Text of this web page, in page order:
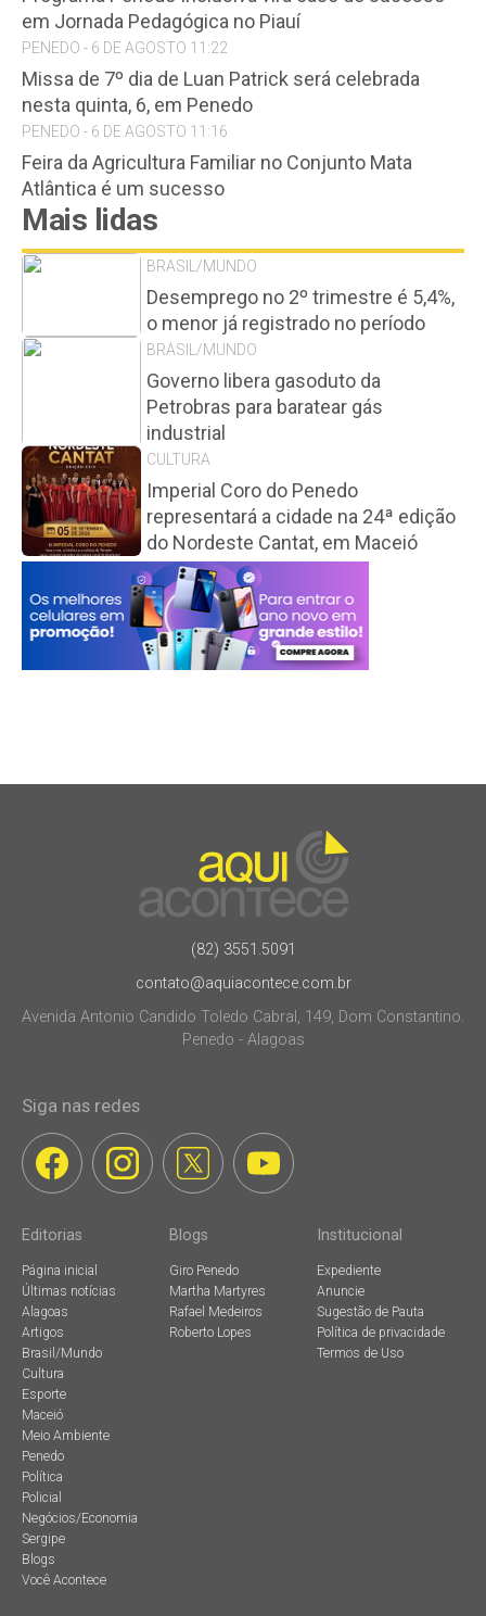
em Jornada Pedagógica no Piauí
PENEDO - 6 DE AGOSTO 11:22
Missa de 7º dia de Luan Patrick será celebrada
nesta quinta, 6, em Penedo
PENEDO - 6 DE AGOSTO 11:16
Feira da Agricultura Familiar no Conjunto Mata
Atlântica é um sucesso
Mais lidas
BRASIL/MUNDO
Desemprego no 2º trimestre é 5,4%,
o menor já registrado no período
BRASIL/MUNDO
Governo libera gasoduto da
Petrobras para baratear gás
industrial
CULTURA
Imperial Coro do Penedo
representará a cidade na 24ª edição
do Nordeste Cantat, em Maceió
(82) 3551.5091
contato@aquiacontece.com.br
Avenida Antonio Candido Toledo Cabral, 149, Dom Constantino.
Penedo - Alagoas
Siga nas redes
Editorias
Página inicial
Últimas notícias
Alagoas
Artigos
Brasil/Mundo
Cultura
Esporte
Maceió
Meio Ambiente
Penedo
Política
Policial
Negócios/Economia
Sergipe
Blogs
Você Acontece
Blogs
Giro Penedo
Martha Martyres
Rafael Medeiros
Roberto Lopes
Institucional
Expediente
Anuncie
Sugestão de Pauta
Política de privacidade
Termos de Uso